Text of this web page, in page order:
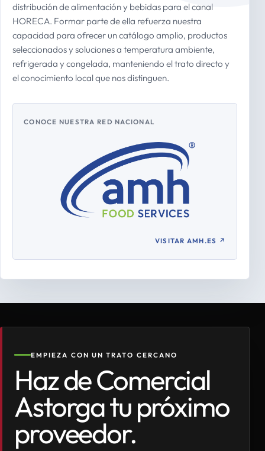
distribución de alimentación y bebidas para el canal
HORECA. Formar parte de ella refuerza nuestra
capacidad para ofrecer un catálogo amplio, productos
seleccionados y soluciones a temperatura ambiente,
refrigerada y congelada, manteniendo el trato directo y
el conocimiento local que nos distinguen.
CONOCE NUESTRA RED NACIONAL
VISITAR AMH.ES ↗
EMPIEZA CON UN TRATO CERCANO
Haz de Comercial
Astorga tu próximo
proveedor.